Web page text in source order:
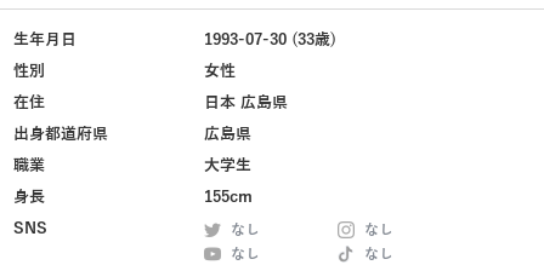
生年月日
1993-07-30 (33歳)
性別
女性
在住
日本 広島県
出身都道府県
広島県
職業
大学生
身長
155cm
SNS
なし
なし
なし
なし